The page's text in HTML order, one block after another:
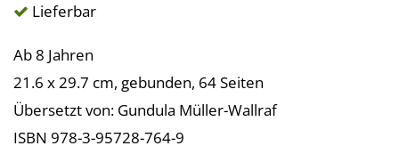
Lieferbar
Ab 8 Jahren
21.6 x 29.7 cm, gebunden, 64 Seiten
Übersetzt von: Gundula Müller-Wallraf
ISBN 978-3-95728-764-9